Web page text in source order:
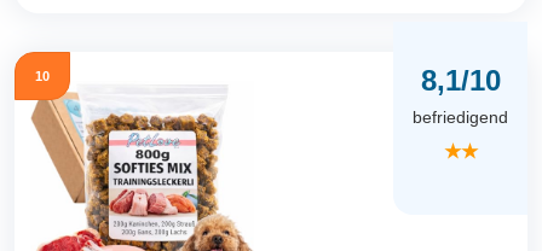
10 8,1/10
befriedigend
★★